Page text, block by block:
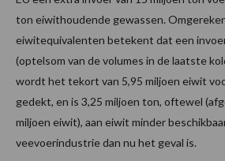
ton eiwithoudende gewassen.
eiwitequivalenten betekent dat een
(optelsom van de volumes in de laatste
wordt het tekort van 5,95 miljoen eiwit
gedekt, en is 3,25 miljoen ton, oftewel
miljoen eiwit), aan eiwit minder
veevoerindustrie dan nu het geval is.